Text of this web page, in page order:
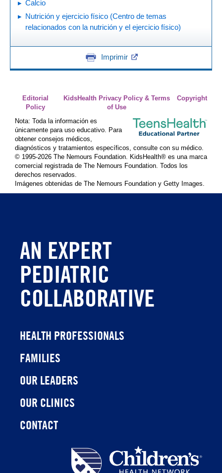
Calcio
Nutrición y ejercicio físico (Centro de temas
relacionados con la nutrición y el ejercicio físico)
Imprimir
Editorial
Policy
KidsHealth Privacy Policy & Terms
of Use
Copyright
Nota: Toda la información es
únicamente para uso educativo. Para
obtener consejos médicos,
diagnósticos y tratamientos específicos, consulte con su médico.
© 1995-2026 The Nemours Foundation. KidsHealth® es una marca
comercial registrada de The Nemours Foundation. Todos los
derechos reservados.
Imágenes obtenidas de The Nemours Foundation y Getty Images.
AN EXPERT
PEDIATRIC
COLLABORATIVE
HEALTH PROFESSIONALS
FAMILIES
OUR LEADERS
OUR CLINICS
CONTACT